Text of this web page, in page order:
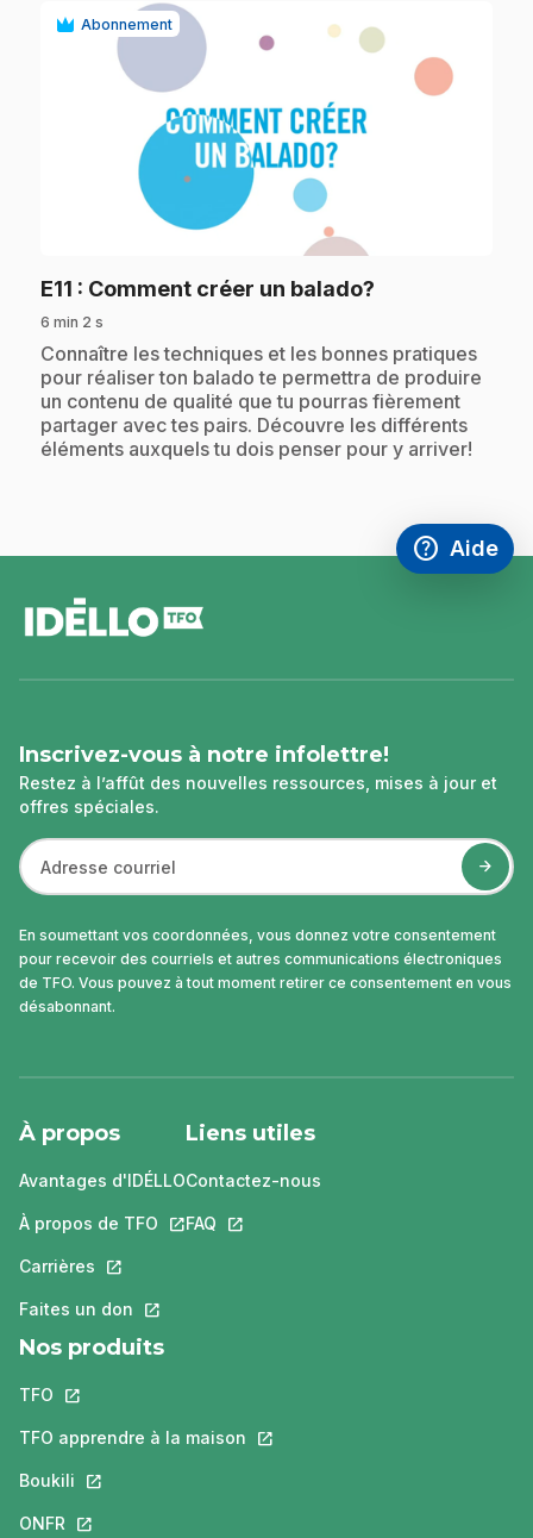
Abonnement
E11 : Comment créer un balado?
6 min 2 s
.Connaître les techniques et les bonnes pratiques
pour réaliser ton balado te permettra de produire
un contenu de qualité que tu pourras fièrement
partager avec tes pairs. Découvre les différents
éléments auxquels tu dois penser pour y arriver!
help
Accéder à
Aide
,Ce lien
de
page
Inscrivez-vous à notre infolettre!
Restez à l’affût des nouvelles ressources, mises à jour et
offres spéciales.
En soumettant vos coordonnées, vous donnez votre consentement
pour recevoir des courriels et autres communications électroniques
de TFO. Vous pouvez à tout moment retirer ce consentement en vous
désabonnant.
À propos
Avantages d'IDÉLLO
À propos de TFO Ce lien s'ouvrira dans un nouvel onglet.
Carrières Ce lien s'ouvrira dans un nouvel onglet.
Faites un don Ce lien s'ouvrira dans un nouvel onglet.
Liens utiles
Contactez-nous
FAQ Ce lien s'ouvrira dans un nouvel
Nos produits
TFO Ce lien s'ouvrira dans un nouvel onglet.
TFO apprendre à la maison Ce lien s'ouvrira dans un nouvel
Boukili Ce lien s'ouvrira dans un nouvel onglet.
ONFR Ce lien s'ouvrira dans un nouvel onglet.